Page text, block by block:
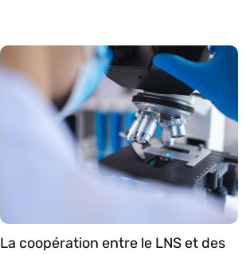
La coopération entre le LNS et des